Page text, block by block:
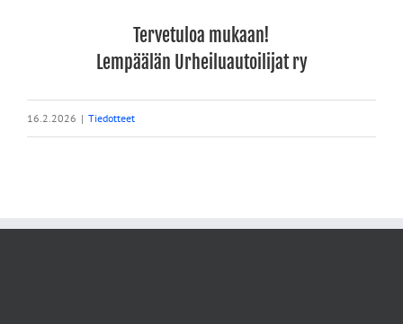
Tervetuloa mukaan!
Lempäälän Urheiluautoilijat ry
16.2.2026 | Tiedotteet